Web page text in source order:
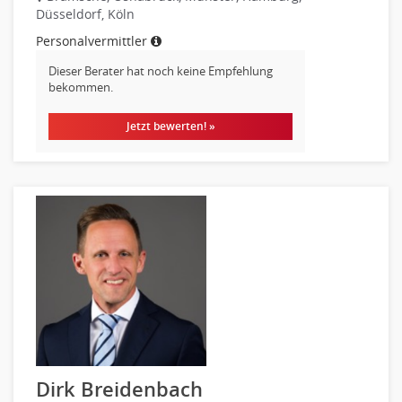
Entsorgungslogistik
Fuhrparkmanagement
Lagerlogistik
Materialwirtschaft
Supply-Chain-Management
Anlagenbuchhaltung
Controlling
Debitorenbuchhaltung
Finanzbuchhaltung, Bilanzbuchhaltung
Gehaltsbuchhaltung, Lohnbuchhaltung
Konzernbuchhaltung
Kreditorenbuchhaltung
Finanzen Leitung, Teamleitung
Düsseldorf, Köln
Personalvermittler
Dieser Berater hat noch keine Empfehlung
bekommen.
Jetzt bewerten! »
Dirk Breidenbach